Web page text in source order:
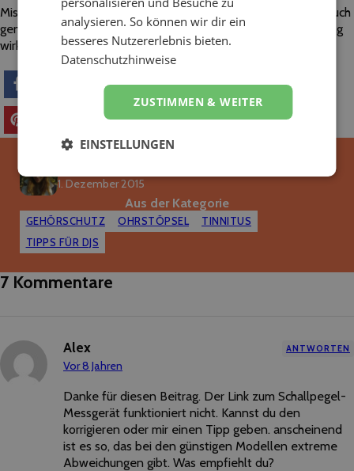
Mischung aus starker Schallbelastung und Stress ist – gönnt euch
genug Auszeiten. Ein längerer Urlaub in Ruhe und Entspannung
wirkt manchmal Wunder.
teilen E-Mail
teilen
1. Dezember 2015
Aus der Kategorie
GEHÖRSCHUTZ OHRSTÖPSEL
TINNITUS
TIPPS FÜR DJS
7 Kommentare
Alex
Vor 8 Jahren
ANTWORTEN
Danke für diesen Beitrag. Der Link zum Schallpegel-
Messgerät funktioniert nicht. Kannst du den
korrigieren oder mir einen Tipp geben. anscheinend
ist es so, das bei den günstigen Modellen extreme
Abweichungen gibt. Was empfiehlt du?
analysieren. So können wir dir ein
besseres Nutzererlebnis bieten.
Datenschutzhinweise
ZUSTIMMEN & WEITER
EINSTELLUNGEN